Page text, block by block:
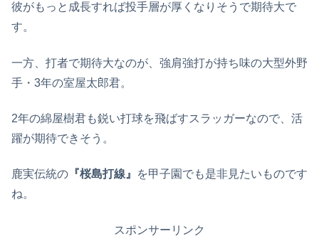
彼がもっと成長すれば投手層が厚くなりそうで期待大で
す。
一方、打者で期待大なのが、強肩強打が持ち味の大型外野
手・3年の室屋太郎君。
2年の綿屋樹君も鋭い打球を飛ばすスラッガーなので、活
躍が期待できそう。
鹿実伝統の 『桜島打線』
を甲子園でも是非見たいものです
ね。
スポンサーリンク